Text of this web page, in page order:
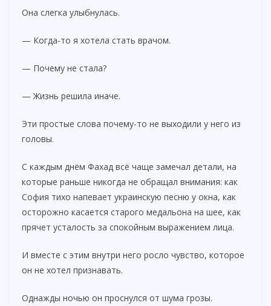
Она слегка улыбнулась.
— Когда-то я хотела стать врачом.
— Почему не стала?
— Жизнь решила иначе.
Эти простые слова почему-то не выходили у него из
головы.
С каждым днём Фахад всё чаще замечал детали, на
которые раньше никогда не обращал внимания: как
София тихо напевает украинскую песню у окна, как
осторожно касается старого медальона на шее, как
прячет усталость за спокойным выражением лица.
И вместе с этим внутри него росло чувство, которое
он не хотел признавать.
Однажды ночью он проснулся от шума грозы.